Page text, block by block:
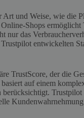
und Weise, wie die
Online-Shops
nur das
entwickelten
TrustScore, der die
auf einem